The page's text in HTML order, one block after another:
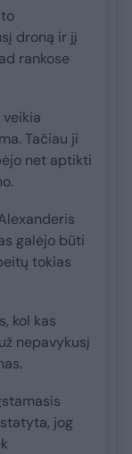
droną ir jį
rankose
Tačiau ji
net aptikti
galėjo būti
tokias
kol kas
nepavykusį
jog